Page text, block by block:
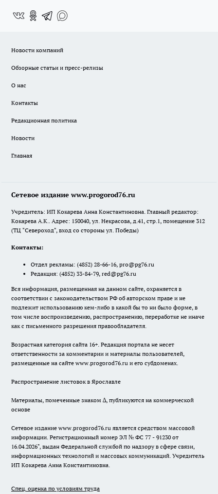
Новости компаний
Обзорные статьи и пресс-релизы
О нас
Контакты
Редакционная политика
Новости
Главная
Сетевое издание www.progorod76.ru
Учредитель: ИП Кокарева Анна Константиновна. Главный редактор:
Кокарева А.К.. Адрес: 150040, ул. Некрасова, д.41, стр.1, помещение 312
(ТЦ "Североход", вход со стороны ул. Победы)
Контакты:
Отдел рекламы: (4852) 28-66-16, pro@pg76.ru
Редакция: (4852) 33-84-79, red@pg76.ru
Вся информация, размещенная на данном сайте, охраняется в
соответствии с законодательством РФ об авторском праве и не
подлежит использованию кем-либо в какой бы то ни было форме, в
том числе воспроизведению, распространению, переработке не иначе
как с письменного разрешения правообладателя.
Возрастная категория сайта 16+. Редакция портала не несет
ответственности за комментарии и материалы пользователей,
размещенные на сайте www.progorod76.ru и его субдоменах.
Распространение листовок в Ярославле
Материалы, помеченные знаком ∆, публикуются на коммерческой
основе
Сетевое издание www.progorod76.ru является средством массовой
информации. Регистрационный номер ЭЛ № ФС 77 - 91230 от
16.04.2026", выдан Федеральной службой по надзору в сфере связи,
информационных технологий и массовых коммуникаций. Учредитель
ИП Кокарева Анна Константиновна.
Спец. оценка по условиям труда